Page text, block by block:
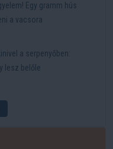
Egy gramm hús
a vacsora
a serpenyőben:
lesz belőle